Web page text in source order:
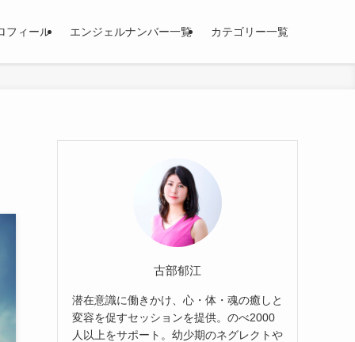
フィール エンジェルナンバー一覧 カテゴリー一覧
古部郁江
潜在意識に働きかけ、心・体・魂の癒しと
変容を促すセッションを提供。のべ2000
人以上をサポート。幼少期のネグレクトや